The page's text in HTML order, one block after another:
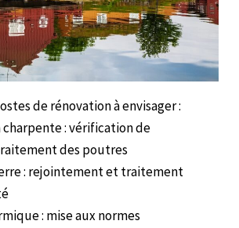
de rénovation à envisager :
: vérification de
des poutres
: rejointement et traitement
: mise aux normes